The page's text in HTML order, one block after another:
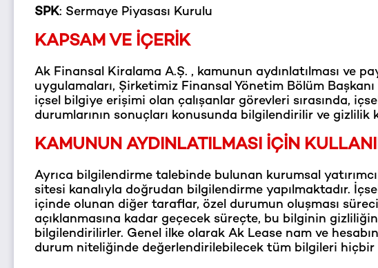
SPK: Sermaye Piyasası Kurulu
KAPSAM VE İÇERİK
Ak Finansal Kiralama A.Ş. , kamunun aydınlatılması ve
uygulamaları, Şirketimiz Finansal Yönetim Bölüm
içsel bilgiye erişimi olan çalışanlar görevleri sırasında,
durumlarının sonuçları konusunda bilgilendirilir ve gizlilik
KAMUNUN AYDINLATILMASI İÇİN
Ayrıca bilgilendirme talebinde bulunan kurumsal
sitesi kanalıyla doğrudan bilgilendirme yapılmaktadır.
içinde olunan diğer taraflar, özel durumun oluşması
açıklanmasına kadar geçecek süreçte, bu bilginin
bilgilendirilirler. Genel ilke olarak Ak Lease nam ve
durum niteliğinde değerlendirilebilecek tüm bilgileri